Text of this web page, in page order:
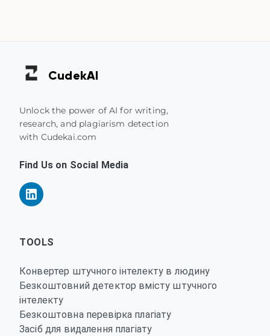
CudekAI
Unlock the power of AI for writing,
research, and plagiarism detection
with Cudekai.com
Find Us on Social Media
TOOLS
Конвертер штучного інтелекту в людину
Безкоштовний детектор вмісту штучного
інтелекту
Безкоштовна перевірка плагіату
Засіб для видалення плагіату